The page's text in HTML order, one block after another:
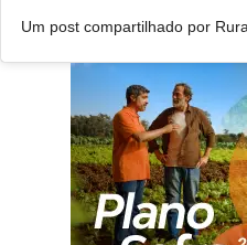
Um post compartilhado por